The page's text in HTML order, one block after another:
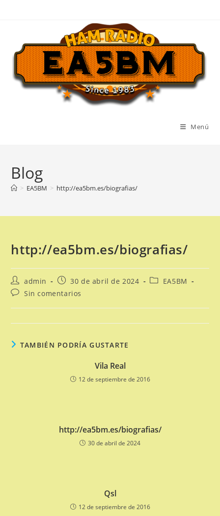
Menú
Blog
> EA5BM > http://ea5bm.es/biografias/
http://ea5bm.es/biografias/
Autor
de
la
entrada:
admin
Publicación
de
la
entrada:
30 de abril de 2024
Categoría
entrada:
EA5BM
Comentarios
la
Sin comentarios
TAMBIÉN PODRÍA GUSTARTE
Vila Real
12 de septiembre de 2016
http://ea5bm.es/biografias/
30 de abril de 2024
Qsl
12 de septiembre de 2016